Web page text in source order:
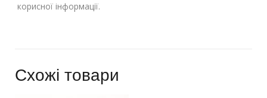
корисної інформації.
Схожі товари